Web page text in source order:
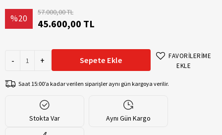
%20
57.000,00 TL
45.600,00 TL
- + Sepete Ekle
FAVORİLERİME
EKLE
Saat 15:00’a kadar verilen siparişler aynı gün kargoya verilir.
Stokta Var Aynı Gün Kargo